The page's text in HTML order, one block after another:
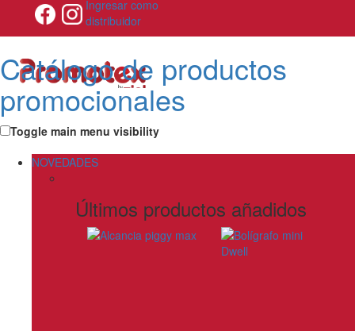
Ingresar como
distribuidor
Catálogo de productos
promocionales
Toggle main menu visibility
NOVEDADES
Últimos productos añadidos